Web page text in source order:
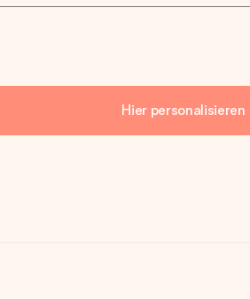
Hier personalisieren